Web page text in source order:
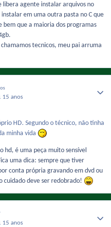
libera agente instalar arquivos no
em uma outra pasta no C que
bem que a maioria dos programas
tecnicos, meu pai arruma
15 anos
HD. Segundo o técnico, não tinha
minha vida
hd, é uma peça muito sensível
uma dica: sempre que tiver
conta própria gravando em dvd ou
cuidado deve ser redobrado!
15 anos